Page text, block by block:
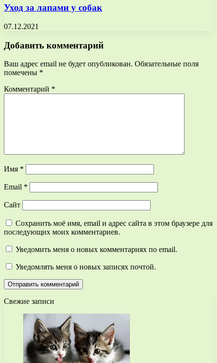
Уход за лапами у собак
07.12.2021
Добавить комментарий
Ваш адрес email не будет опубликован. Обязательные поля
помечены *
Комментарий *
Имя *
Email *
Сайт
Сохранить моё имя, email и адрес сайта в этом браузере для
последующих моих комментариев.
Уведомить меня о новых комментариях по email.
Уведомлять меня о новых записях почтой.
Свежие записи